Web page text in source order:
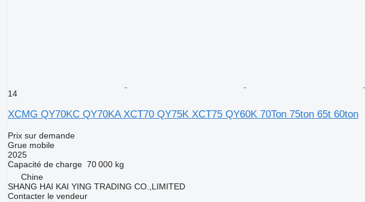
14
XCMG QY70KC QY70KA XCT70 QY75K XCT75 QY60K 70Ton 75ton 65t 60ton
Prix sur demande
Grue mobile
2025
Capacité de charge 70 000 kg
Chine
SHANG HAI KAI YING TRADING CO.,LIMITED
Contacter le vendeur